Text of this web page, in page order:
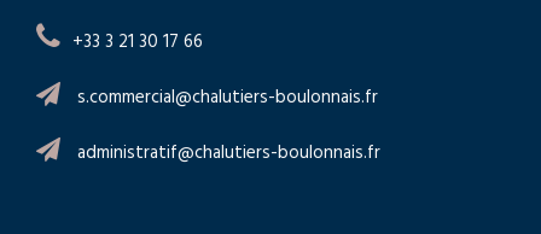
+33 3 21 30 17 66
s.commercial@chalutiers-boulonnais.fr
administratif@chalutiers-boulonnais.fr